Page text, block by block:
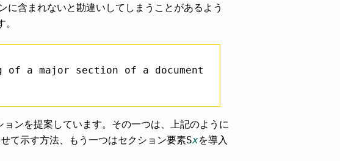
に含まれないと勘違いしてしまうことがあるよう
of a major section of a document
ンを提案しています。その一つは、上記のように
て示す方法、もう一つはセクション要素Sxを導入